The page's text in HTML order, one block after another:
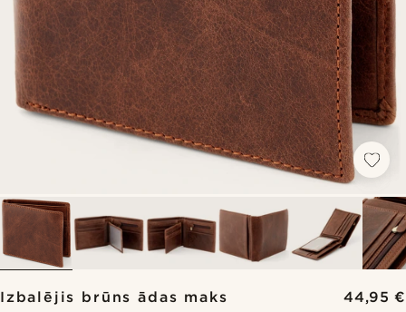
Izbalējis brūns ādas maks 44,95 €